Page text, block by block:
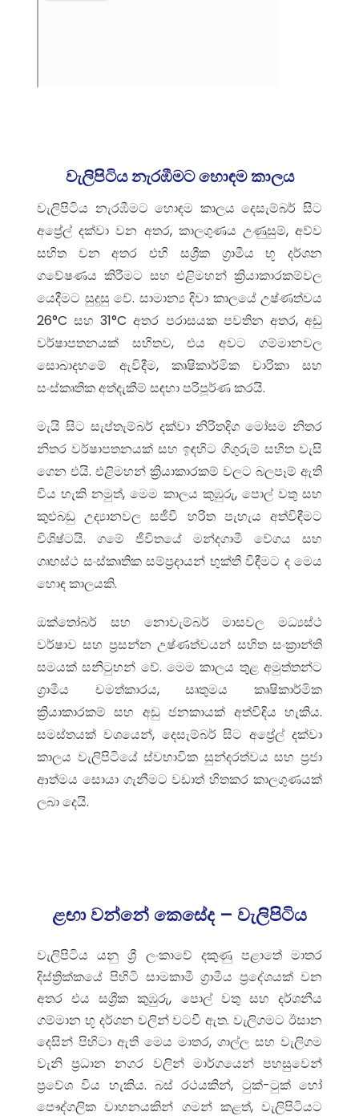
වැලිපිටිය නැරඹීමට හොඳම කාලය
වැලිපිටිය නැරඹීමට හොඳම කාලය දෙසැම්බර් සිට
අප්‍රේල් දක්වා වන අතර, කාලගුණය උණුසුම්, අව්ව
සහිත වන අතර එහි සශ්‍රීක ග්‍රාමීය භූ දර්ශන
ගවේෂණය කිරීමට සහ එළිමහන් ක්‍රියාකාරකම්වල
යෙදීමට සුදුසු වේ. සාමාන්‍ය දිවා කාලයේ උෂ්ණත්වය
26°C සහ 31°C අතර පරාසයක පවතින අතර, අඩු
වර්ෂාපතනයක් සහිතව, එය අවට ගම්මානවල
සොබාදහමේ ඇවිදීම, කෘෂිකාර්මික චාරිකා සහ
සංස්කෘතික අත්දැකීම් සඳහා පරිපූර්ණ කරයි.
මැයි සිට සැප්තැම්බර් දක්වා නිරිතදිග මෝසම නිතර
නිතර වර්ෂාපතනයක් සහ ඉඳහිට ගිගුරුම් සහිත වැසි
ගෙන එයි. එළිමහන් ක්‍රියාකාරකම් වලට බලපෑම් ඇති
විය හැකි නමුත්, මෙම කාලය කුඹුරු, පොල් වතු සහ
කුළුබඩු උද්‍යානවල සජීවී හරිත පැහැය අත්විඳීමට
විශිෂ්ටයි. ගමේ ජීවිතයේ මන්දගාමී වේගය සහ
ගෘහස්ථ සංස්කෘතික සම්ප්‍රදායන් භුක්ති විඳීමට ද මෙය
හොඳ කාලයකි.
ඔක්තෝබර් සහ නොවැම්බර් මාසවල මධ්‍යස්ථ
වර්ෂාව සහ ප්‍රසන්න උෂ්ණත්වයන් සහිත සංක්‍රාන්ති
සමයක් සනිටුහන් වේ. මෙම කාලය තුළ අමුත්තන්ට
ග්‍රාමීය චමත්කාරය, සෘතුමය කෘෂිකාර්මික
ක්‍රියාකාරකම් සහ අඩු ජනකායක් අත්විඳිය හැකිය.
සමස්තයක් වශයෙන්, දෙසැම්බර් සිට අප්‍රේල් දක්වා
කාලය වැලිපිටියේ ස්වභාවික සුන්දරත්වය සහ ප්‍රජා
ආත්මය සොයා ගැනීමට වඩාත් හිතකර කාලගුණයක්
ලබා දෙයි.
ළඟා වන්නේ කෙසේද – වැලිපිටිය
වැලිපිටිය යනු ශ්‍රී ලංකාවේ දකුණු පළාතේ මාතර
දිස්ත්‍රික්කයේ පිහිටි සාමකාමී ග්‍රාමීය ප්‍රදේශයක් වන
අතර එය සශ්‍රීක කුඹුරු, පොල් වතු සහ දර්ශනීය
ගම්මාන භූ දර්ශන වලින් වටවී ඇත. වැලිගමට ඊසාන
දෙසින් පිහිටා ඇති මෙය මාතර, ගාල්ල සහ වැලිගම
වැනි ප්‍රධාන නගර වලින් මාර්ගයෙන් පහසුවෙන්
ප්‍රවේශ විය හැකිය. බස් රථයකින්, ටුක්-ටුක් හෝ
පෞද්ගලික වාහනයකින් ගමන් කළත්, වැලිපිටියට